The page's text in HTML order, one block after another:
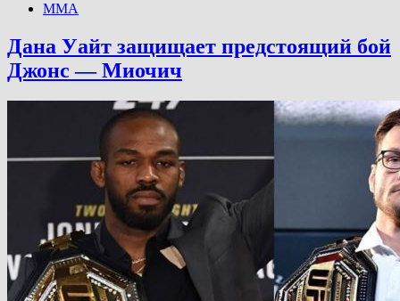
ММА
Дана Уайт защищает предстоящий бой
Джонс — Миочич